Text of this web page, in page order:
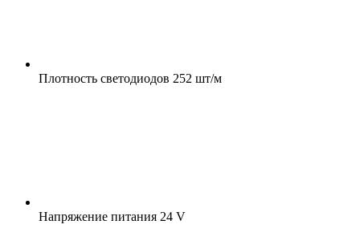
Плотность светодиодов 252 шт/м
Напряжение питания 24 V